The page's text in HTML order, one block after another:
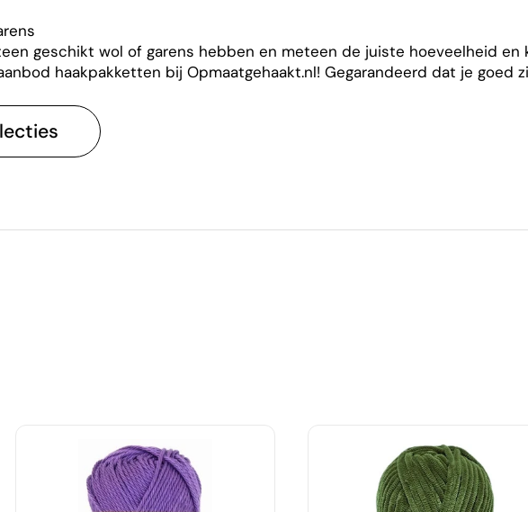
geschikt wol of garens hebben en meteen de juiste hoeveelheid en
haakpakketten bij Opmaatgehaakt.nl! Gegarandeerd dat je goed